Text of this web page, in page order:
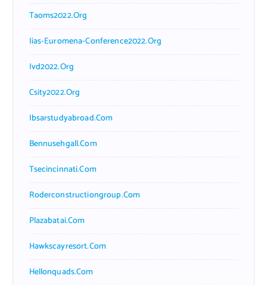
Taoms2022.org
Iias-Euromena-Conference2022.org
Ivd2022.org
Csity2022.org
Ibsarstudyabroad.com
Bennusehgall.com
Tsecincinnati.com
Roderconstructiongroup.com
Plazabatai.com
Hawkscayresort.com
Hellonquads.com